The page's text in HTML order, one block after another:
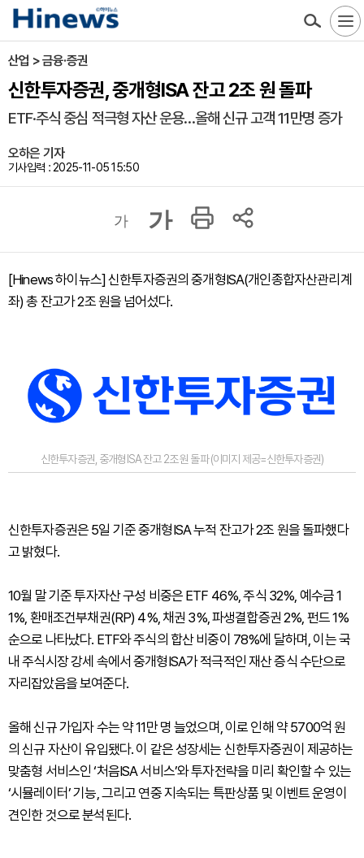
산업 > 금융·증권
신한투자증권, 중개형ISA 잔고 2조 원 돌파
ETF·주식 중심 적극형 자산 운용…올해 신규 고객 11만명 증가
오하은 기자
기사입력 : 2025-11-05 15:50
가 가
[Hinews 하이뉴스] 신한투자증권의 중개형ISA(개인종합자산관리계
좌) 총 잔고가 2조 원을 넘어섰다.
신한투자증권, 중개형ISA 잔고 2조 원 돌파 (이미지 제공=신한투자증권)
신한투자증권은 5일 기준 중개형ISA 누적 잔고가 2조 원을 돌파했다
고 밝혔다.
10월 말 기준 투자자산 구성 비중은 ETF 46%, 주식 32%, 예수금 1
1%, 환매조건부채권(RP) 4%, 채권 3%, 파생결합증권 2%, 펀드 1%
순으로 나타났다. ETF와 주식의 합산 비중이 78%에 달하며, 이는 국
내 주식시장 강세 속에서 중개형ISA가 적극적인 재산 증식 수단으로
자리잡았음을 보여준다.
올해 신규 가입자 수는 약 11만 명 늘었으며, 이로 인해 약 5700억 원
의 신규 자산이 유입됐다. 이 같은 성장세는 신한투자증권이 제공하는
맞춤형 서비스인 ‘처음ISA 서비스’와 투자전략을 미리 확인할 수 있는
‘시뮬레이터’ 기능, 그리고 연중 지속되는 특판상품 및 이벤트 운영이
견인한 것으로 분석된다.